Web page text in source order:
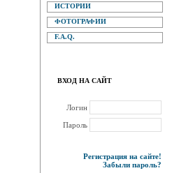
ИСТОРИИ
ФОТОГРАФИИ
F.A.Q.
ВХОД НА САЙТ
Логин
Пароль
Регистрация на сайте!
Забыли пароль?